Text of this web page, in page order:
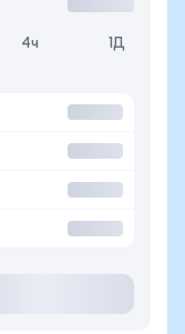
4ч 1Д